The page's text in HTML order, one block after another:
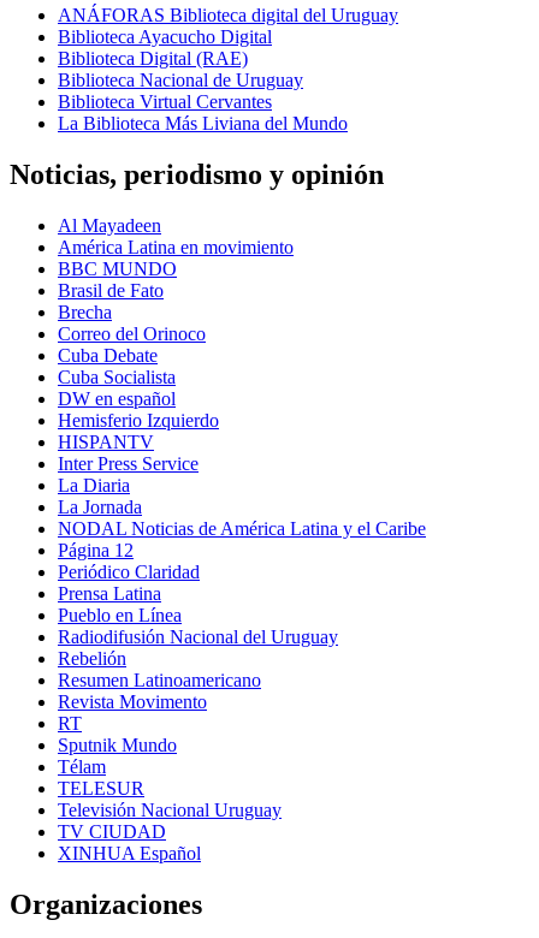
ANÁFORAS Biblioteca digital del Uruguay
Biblioteca Ayacucho Digital
Biblioteca Digital (RAE)
Biblioteca Nacional de Uruguay
Biblioteca Virtual Cervantes
La Biblioteca Más Liviana del Mundo
Noticias, periodismo y opinión
Al Mayadeen
América Latina en movimiento
BBC MUNDO
Brasil de Fato
Brecha
Correo del Orinoco
Cuba Debate
Cuba Socialista
DW en español
Hemisferio Izquierdo
HISPANTV
Inter Press Service
La Diaria
La Jornada
NODAL Noticias de América Latina y el Caribe
Página 12
Periódico Claridad
Prensa Latina
Pueblo en Línea
Radiodifusión Nacional del Uruguay
Rebelión
Resumen Latinoamericano
Revista Movimento
RT
Sputnik Mundo
Télam
TELESUR
Televisión Nacional Uruguay
TV CIUDAD
XINHUA Español
Organizaciones